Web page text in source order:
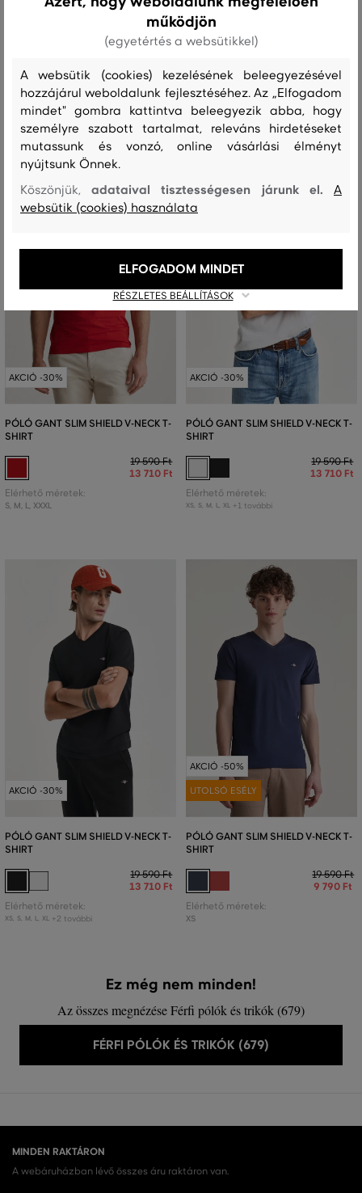
PÓLÓ GANT SLIM SHIELD V-NECK T-
19 590 Ft
Elérhető méretek:
PÓLÓ GANT SLIM SHIELD V-NECK T-
SHIRT
Elérhető méretek:
S, M, L, XL
AKCIÓ -30%
PÓLÓ GANT SLIM SHIELD V-NECK T-
SHIRT
19 590 Ft
13 710 Ft
Elérhető méretek:
S, M, L, XXXL
AKCIÓ -30%
PÓLÓ GANT SLIM SHIELD V-NECK T-
SHIRT
19 590 Ft
13 710 Ft
Elérhető méretek:
XS, S, M L, XL +1 további
AKCIÓ -30%
PÓLÓ GANT SLIM SHIELD V-NECK T-
SHIRT
19 590 Ft
13 710 Ft
Elérhető méretek:
XS, S, M L, XL +2 további
AKCIÓ -50%
UTOLSÓ ESÉLY
PÓLÓ GANT SLIM SHIELD V-NECK T-
SHIRT
19 590 Ft
9 790 Ft
Elérhető méretek:
XS
Ez még nem minden!
Az összes megnézése Férfi pólók és trikók (679)
FÉRFI PÓLÓK ÉS TRIKÓK (679)
MINDEN RAKTÁRON
A webáruházban lévő összes áru raktáron van.
működjön
(egyetértés a websütikkel)
A websütik (cookies) kezelésének beleegyezésével
hozzájárul weboldalunk fejlesztéséhez. Az „Elfogadom
mindet" gombra kattintva beleegyezik abba, hogy
személyre szabott tartalmat, releváns hirdetéseket
mutassunk és vonzó, online vásárlási élményt
nyújtsunk Önnek.
Köszönjük,adataival tisztességesen járunk el.A
websütik (cookies) használata
RÉSZLETES BEÁLLÍTÁSOK
ELFOGADOM MINDET